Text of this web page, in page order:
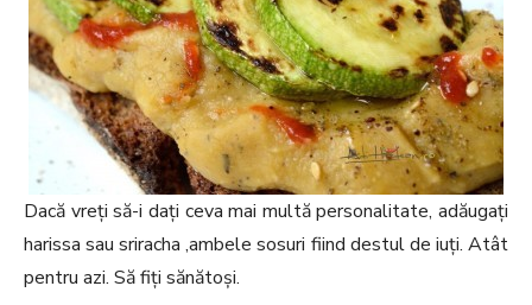
Dacă vreți să-i dați ceva mai multă personalitate, adăugați
harissa sau sriracha ,ambele sosuri fiind destul de iuți. Atât
pentru azi. Să fiți sănătoși.